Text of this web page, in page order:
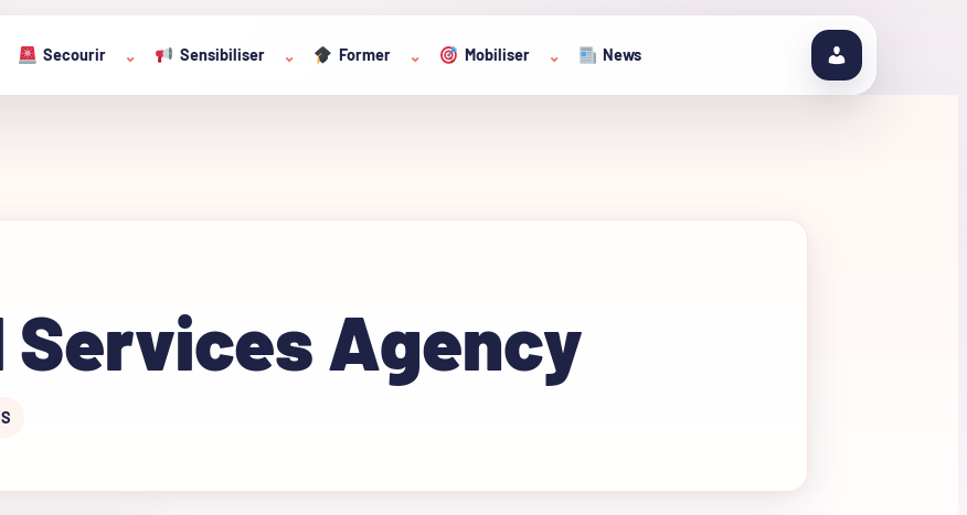
Secourir ⌄ Sensibiliser ⌄ Former ⌄ Mobiliser ⌄ News
Services Agency